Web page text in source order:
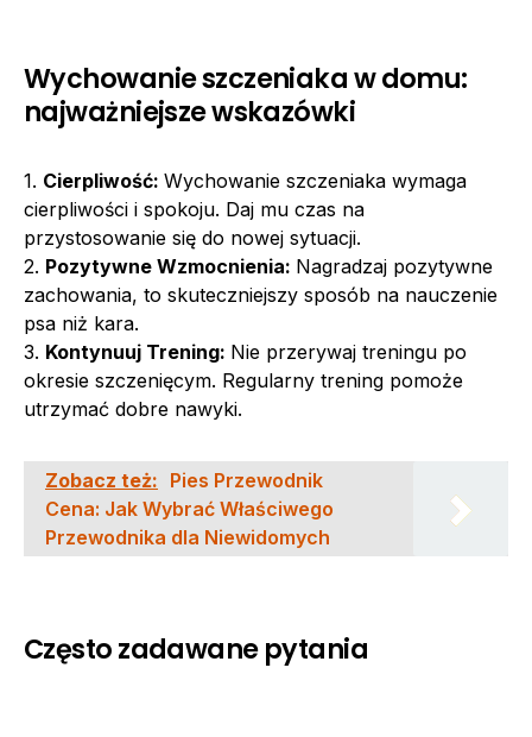
Wychowanie szczeniaka w domu:
najważniejsze wskazówki
1. Cierpliwość: Wychowanie szczeniaka wymaga
cierpliwości i spokoju. Daj mu czas na
przystosowanie się do nowej sytuacji.
2. Pozytywne Wzmocnienia: Nagradzaj pozytywne
zachowania, to skuteczniejszy sposób na nauczenie
psa niż kara.
3. Kontynuuj Trening: Nie przerywaj treningu po
okresie szczenięcym. Regularny trening pomoże
utrzymać dobre nawyki.
Zobacz też: Pies Przewodnik
Cena: Jak Wybrać Właściwego
Przewodnika dla Niewidomych
Często zadawane pytania